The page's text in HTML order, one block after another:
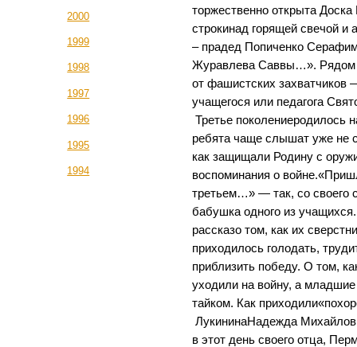
2000
1999
1998
1997
1996
1995
1994
торжественно открыта
строкинад горящей свечой
– прадед Попиченко
Журавлева Саввы…». Рядом
от фашистских захватчиков
учащегося или педагога
Третье поколениеродилось
ребята чаще слышат уже не
как защищали Родину с
воспоминания о
третьем…» — так, со своего
бабушка одного из
рассказо том, как их
приходилось голодать,
приблизить победу. О том,
уходили на войну, а
тайком. Как
ЛукининаНадежда
в этот день своего отца,